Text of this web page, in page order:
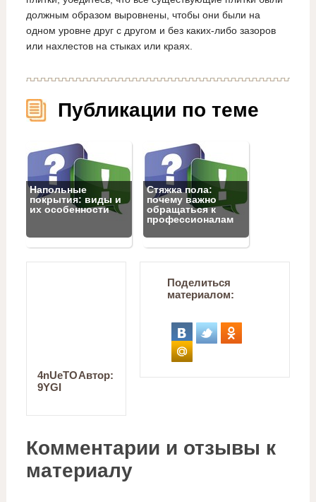
должным образом выровнены, чтобы они были на
одном уровне друг с другом и без каких-либо зазоров
или нахлестов на стыках или краях.
Публикации по теме
Напольные
покрытия: виды и
их особенности
Стяжка пола:
почему важно
обращаться к
профессионалам
Автор:
4nUeTO
9YGI
Поделиться
материалом:
Комментарии и отзывы к
материалу